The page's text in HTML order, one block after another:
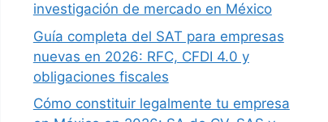
investigación de mercado en México
Guía completa del SAT para empresas
nuevas en 2026: RFC, CFDI 4.0 y
obligaciones fiscales
Cómo constituir legalmente tu empresa